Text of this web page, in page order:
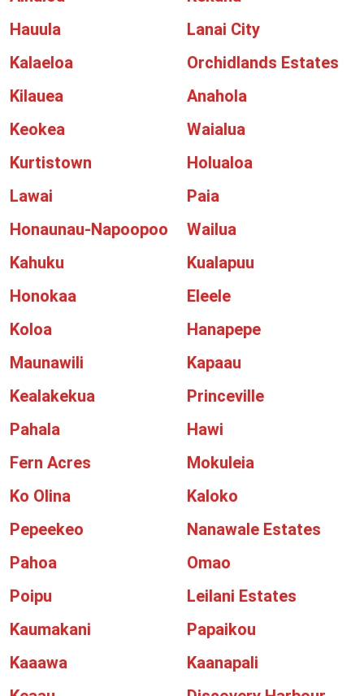
Hauula
Lanai City
Kalaeloa
Orchidlands Estates
Kilauea
Anahola
Keokea
Waialua
Kurtistown
Holualoa
Lawai
Paia
Honaunau-Napoopoo
Wailua
Kahuku
Kualapuu
Honokaa
Eleele
Koloa
Hanapepe
Maunawili
Kapaau
Kealakekua
Princeville
Pahala
Hawi
Fern Acres
Mokuleia
Ko Olina
Kaloko
Pepeekeo
Nanawale Estates
Pahoa
Omao
Poipu
Leilani Estates
Kaumakani
Papaikou
Kaaawa
Kaanapali